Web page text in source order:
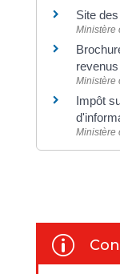
Site
Ministère
Ministère
Impôt
Ministère
p